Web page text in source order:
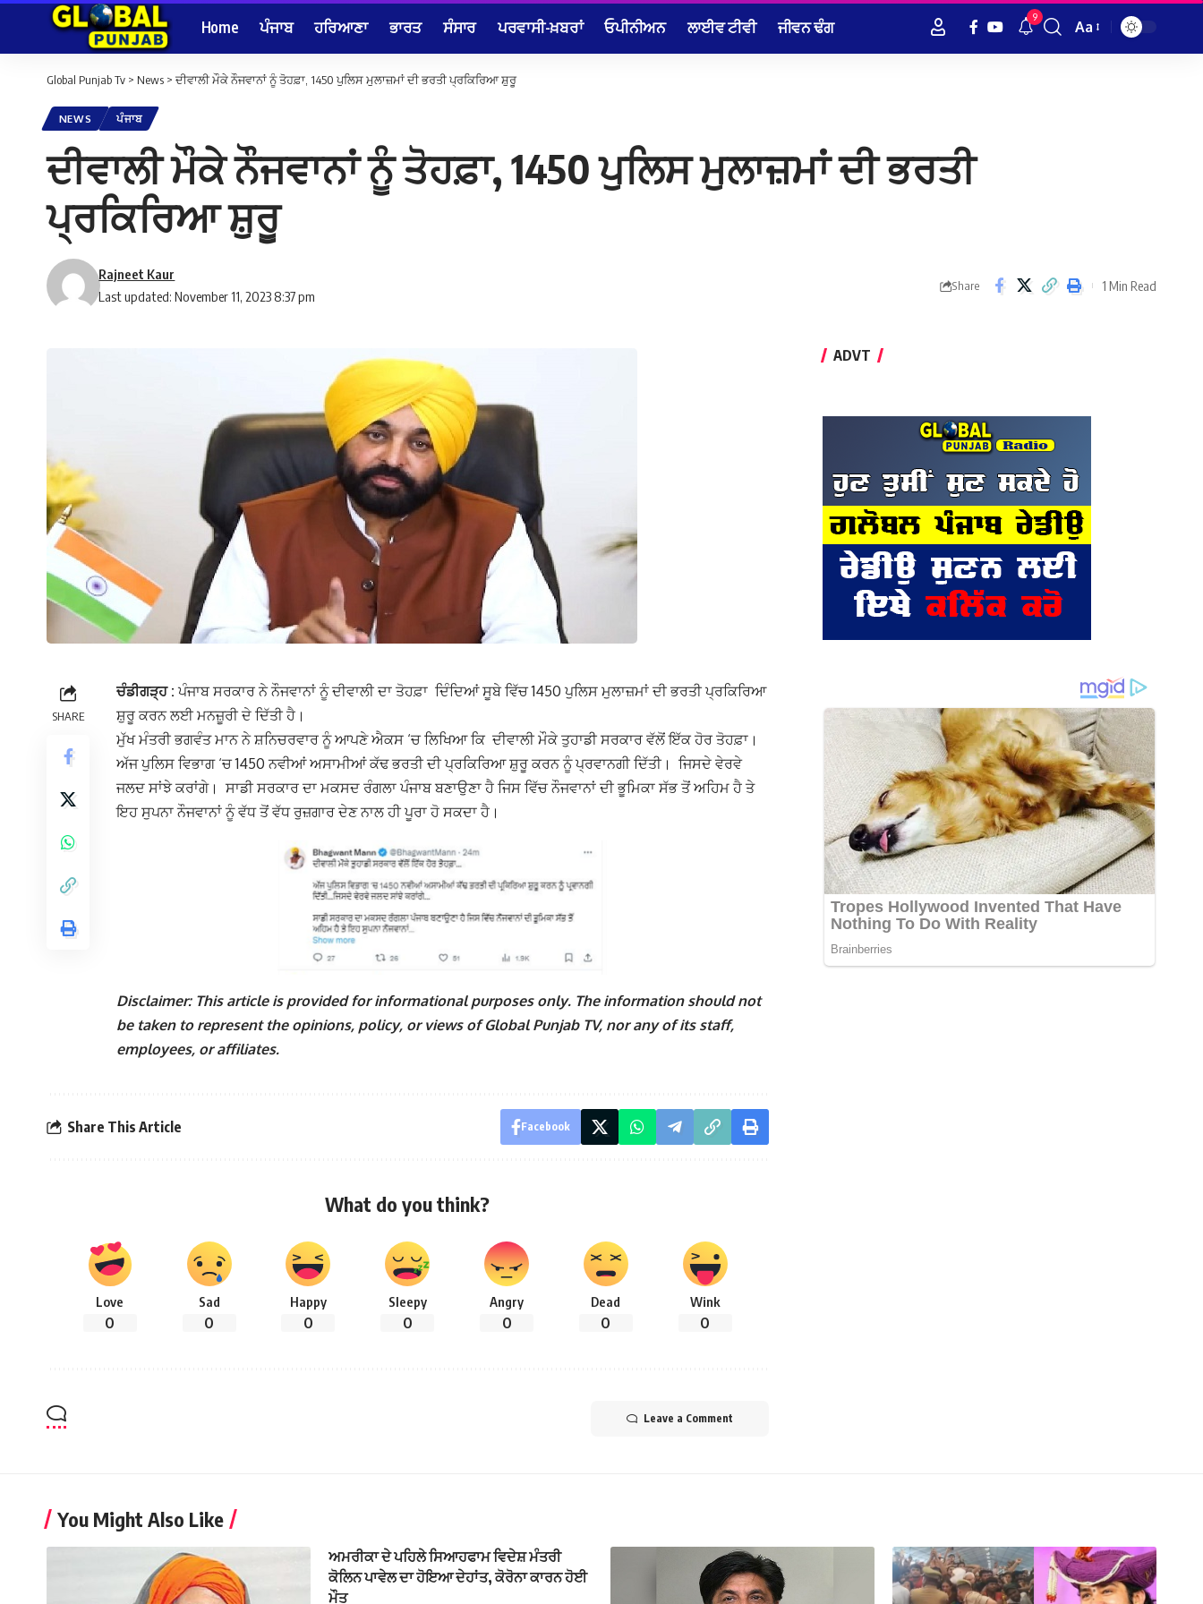
Home ਪੰਜਾਬ ਹਰਿਆਣਾ ਭਾਰਤ ਸੰਸਾਰ ਪਰਵਾਸੀ-ਖ਼ਬਰਾਂ ਓਪੀਨੀਅਨ ਲਾਈਵ ਟੀਵੀ ਜੀਵਨ ਢੰਗ 9
Font
Aa
Global Punjab Tv > News > ਦੀਵਾਲੀ ਮੌਕੇ ਨੌਜਵਾਨਾਂ ਨੂੰ ਤੋਹਫ਼ਾ, 1450 ਪੁਲਿਸ ਮੁਲਾਜ਼ਮਾਂ ਦੀ ਭਰਤੀ ਪ੍ਰਕਿਰਿਆ ਸ਼ੁਰੂ
NEWS ਪੰਜਾਬ
ਦੀਵਾਲੀ ਮੌਕੇ ਨੌਜਵਾਨਾਂ ਨੂੰ ਤੋਹਫ਼ਾ, 1450 ਪੁਲਿਸ ਮੁਲਾਜ਼ਮਾਂ ਦੀ ਭਰਤੀ
ਪ੍ਰਕਿਰਿਆ ਸ਼ੁਰੂ
Last updated: November 11, 2023 8:37 pm
Rajneet Kaur
Share 1 Min Read
SHARE
ਚੰਡੀਗੜ੍ਹ : ਪੰਜਾਬ ਸਰਕਾਰ ਨੇ ਨੌਜਵਾਨਾਂ ਨੂੰ ਦੀਵਾਲੀ ਦਾ ਤੋਹਫ਼ਾ ਦਿੰਦਿਆਂ ਸੂਬੇ ਵਿੱਚ 1450 ਪੁਲਿਸ ਮੁਲਾਜ਼ਮਾਂ ਦੀ ਭਰਤੀ ਪ੍ਰਕਿਰਿਆ
ਸ਼ੁਰੂ ਕਰਨ ਲਈ ਮਨਜ਼ੂਰੀ ਦੇ ਦਿੱਤੀ ਹੈ।
ਮੁੱਖ ਮੰਤਰੀ ਭਗਵੰਤ ਮਾਨ ਨੇ ਸ਼ਨਿਚਰਵਾਰ ਨੂੰ ਆਪਣੇ ਐਕਸ ‘ਚ ਲਿਖਿਆ ਕਿ ਦੀਵਾਲੀ ਮੌਕੇ ਤੁਹਾਡੀ ਸਰਕਾਰ ਵੱਲੋਂ ਇੱਕ ਹੋਰ ਤੋਹਫ਼ਾ।
ਅੱਜ ਪੁਲਿਸ ਵਿਭਾਗ ‘ਚ 1450 ਨਵੀਆਂ ਅਸਾਮੀਆਂ ਕੱਢ ਭਰਤੀ ਦੀ ਪ੍ਰਕਿਰਿਆ ਸ਼ੁਰੂ ਕਰਨ ਨੂੰ ਪ੍ਰਵਾਨਗੀ ਦਿੱਤੀ। ਜਿਸਦੇ ਵੇਰਵੇ
ਜਲਦ ਸਾਂਝੇ ਕਰਾਂਗੇ। ਸਾਡੀ ਸਰਕਾਰ ਦਾ ਮਕਸਦ ਰੰਗਲਾ ਪੰਜਾਬ ਬਣਾਉਣਾ ਹੈ ਜਿਸ ਵਿੱਚ ਨੌਜਵਾਨਾਂ ਦੀ ਭੂਮਿਕਾ ਸੱਭ ਤੋਂ ਅਹਿਮ ਹੈ ਤੇ
ਇਹ ਸੁਪਨਾ ਨੌਜਵਾਨਾਂ ਨੂੰ ਵੱਧ ਤੋਂ ਵੱਧ ਰੁਜ਼ਗਾਰ ਦੇਣ ਨਾਲ ਹੀ ਪੂਰਾ ਹੋ ਸਕਦਾ ਹੈ।
Disclaimer: This article is provided for informational purposes only. The information should not
be taken to represent the opinions, policy, or views of Global Punjab TV, nor any of its staff,
employees, or affiliates.
Share This Article Facebook
What do you think?
Love
0
Sad
0
Happy
0
Sleepy
0
Angry
0
Dead
0
Wink
0
Leave a Comment
ADVT
You Might Also Like
ਅਮਰੀਕਾ ਦੇ ਪਹਿਲੇ ਸਿਆਹਫਾਮ ਵਿਦੇਸ਼ ਮੰਤਰੀ
ਕੋਲਿਨ ਪਾਵੇਲ ਦਾ ਹੋਇਆ ਦੇਹਾਂਤ, ਕੋਰੋਨਾ ਕਾਰਨ ਹੋਈ
ਮੌਤ